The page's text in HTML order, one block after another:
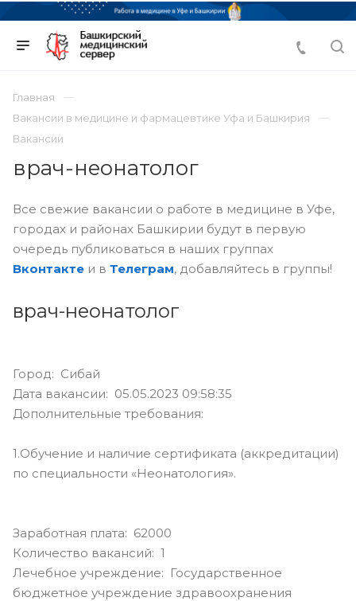
Главная
Вакансии в медицине и фармацевтике Уфа и Башкирия
Вакансии
врач-неонатолог
Все свежие вакансии о работе в медицине в Уфе,
городах и районах Башкирии будут в первую
очередь публиковаться в наших группах
Вконтакте и в Телеграм, добавляйтесь в группы!
врач-неонатолог
Город: Сибай
Дата вакансии: 05.05.2023 09:58:35
Дополнительные требования:
1.Обучение и наличие сертификата (аккредитации)
по специальности «Неонатология».
Заработная плата: 62000
Количество вакансий: 1
Лечебное учреждение: Государственное
бюджетное учреждение здравоохранения